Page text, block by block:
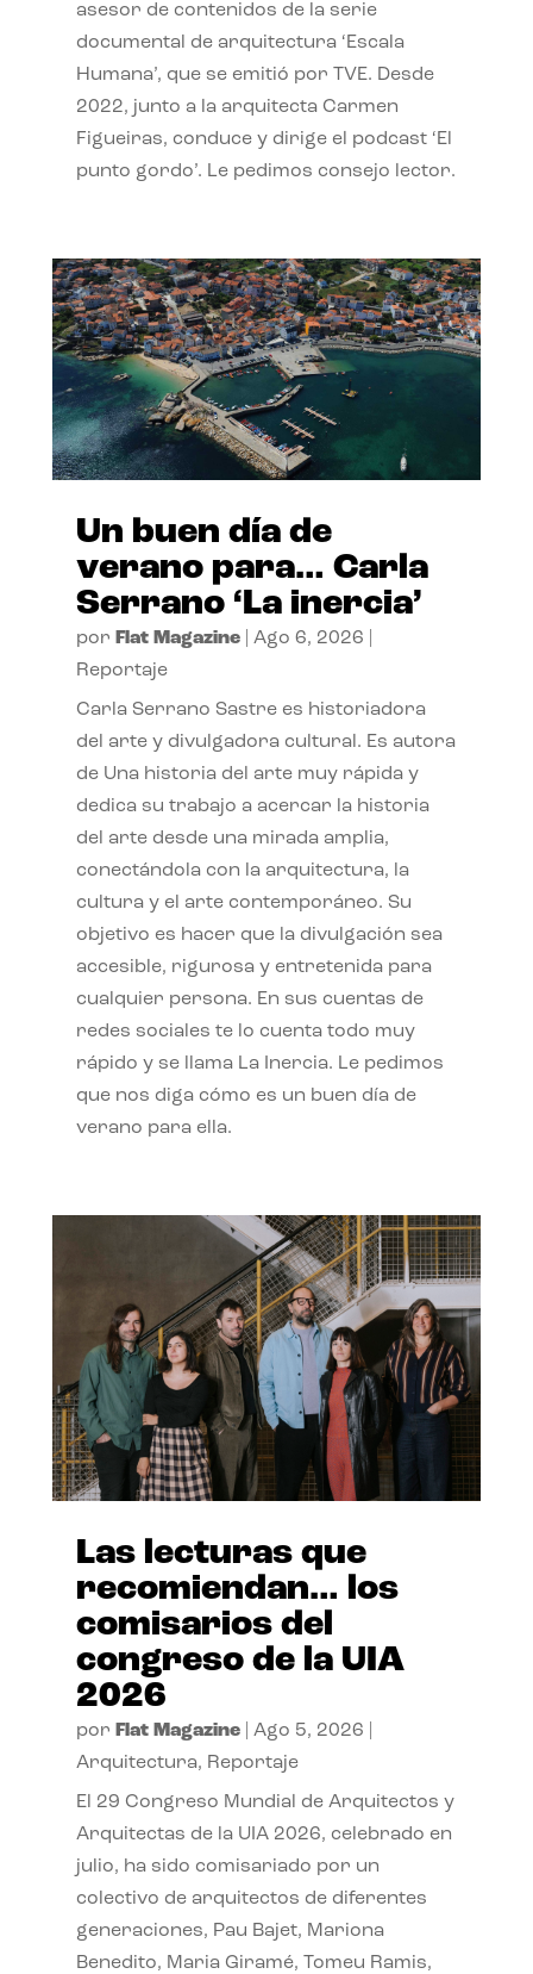
asesor de contenidos de la serie
documental de arquitectura ‘Escala
Humana’, que se emitió por TVE. Desde
2022, junto a la arquitecta Carmen
Figueiras, conduce y dirige el podcast ‘El
punto gordo’. Le pedimos consejo lector.
Un buen día de
verano para… Carla
Serrano ‘La inercia’
por Flat Magazine| Ago 6, 2026
Reportaje
Carla Serrano Sastre es historiadora
del arte y divulgadora cultural. Es autora
de Una historia del arte muy rápida y
dedica su trabajo a acercar la historia
del arte desde una mirada amplia,
conectándola con la arquitectura, la
cultura y el arte contemporáneo. Su
objetivo es hacer que la divulgación sea
accesible, rigurosa y entretenida para
cualquier persona. En sus cuentas de
redes sociales te lo cuenta todo muy
rápido y se llama La Inercia. Le pedimos
que nos diga cómo es un buen día de
verano para ella.
Las lecturas que
recomiendan… los
comisarios del
congreso de la UIA
2026
por Flat Magazine| Ago 5, 2026
Arquitectura, Reportaje
El 29 Congreso Mundial de Arquitectos y
Arquitectas de la UIA 2026, celebrado en
julio, ha sido comisariado por un
colectivo de arquitectos de diferentes
generaciones, Pau Bajet, Mariona
Benedito, Maria Giramé, Tomeu Ramis,